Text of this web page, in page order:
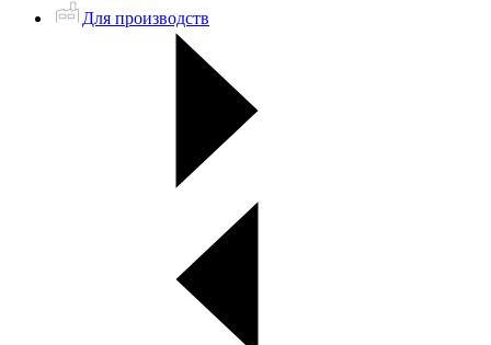
Для производств